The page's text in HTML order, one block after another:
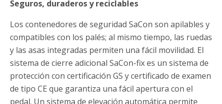
Seguros, duraderos y reciclables
Los contenedores de seguridad SaCon son apilables y
compatibles con los palés; al mismo tiempo, las ruedas
y las asas integradas permiten una fácil movilidad. El
sistema de cierre adicional SaCon-fix es un sistema de
protección con certificación GS y certificado de examen
de tipo CE que garantiza una fácil apertura con el
pedal. Un sistema de elevación automática permite